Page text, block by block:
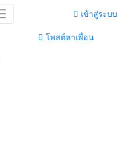
เข้าสู่ระบบ
โพสต์หาเพื่อน